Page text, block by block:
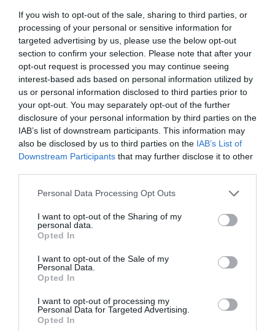
If you wish to opt-out of the sale, sharing to third parties, or
processing of your personal or sensitive information for
targeted advertising by us, please use the below opt-out
section to confirm your selection. Please note that after your
opt-out request is processed you may continue seeing
interest-based ads based on personal information utilized by
us or personal information disclosed to third parties prior to
your opt-out. You may separately opt-out of the further
disclosure of your personal information by third parties on the
IAB’s list of downstream participants. This information may
also be disclosed by us to third parties on the IAB’s List of
Downstream Participants that may further disclose it to other
Personal Data Processing Opt Outs
I want to opt-out of the Sharing of my
personal data.
Opted In
I want to opt-out of the Sale of my
Personal Data.
Opted In
I want to opt-out of processing my
Personal Data for Targeted Advertising.
Opted In
Μερικά χρόνια αργότερα, οΛεφάκης διετέλεσε
πρόεδρος του ΤΑΚ ΑΕΚ (1994-96), διαδεχόμενος τη
σύζυγό τουΑθηνά(1993-94), η οποία είχε τον ίδιο ρόλο
και στην Ερασιτεχνική.
Αναμφίβολα, η μεγαλύτερη επιτυχία του ήταν η
απόκτηση τουΡολάντο Μπλάκμαν στα τέλη του 1994.
Δεν ήταν λίγο να παίξει στο «Γ. Μόσχος» ο τέσσερις
φορές all-star των Ντάλας Μάβερικς και επί τέσσερις
μήνες ελεύθερος από τους Νιου Γιορκ Νικς, οι οποίοι
NBA. Μία συμφωνία ύψους 450.000 δολαρίων που έφερε
εις πέρας ο πολύ γνωστός Αμερικανός ατζέντης
Τζορτζ Άντριους.